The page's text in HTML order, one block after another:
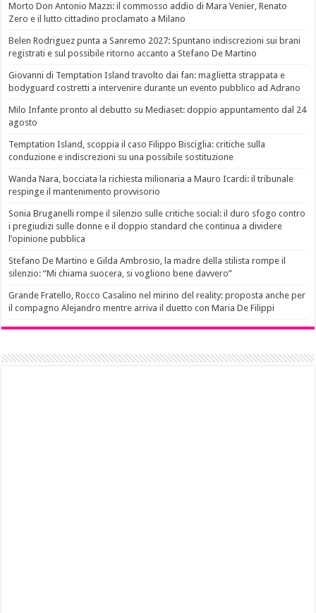
Morto Don Antonio Mazzi: il commosso addio di Mara Venier, Renato
Zero e il lutto cittadino proclamato a Milano
Belen Rodriguez punta a Sanremo 2027: Spuntano indiscrezioni sui brani
registrati e sul possibile ritorno accanto a Stefano De Martino
Giovanni di Temptation Island travolto dai fan: maglietta strappata e
bodyguard costretti a intervenire durante un evento pubblico ad Adrano
Milo Infante pronto al debutto su Mediaset: doppio appuntamento dal 24
agosto
Temptation Island, scoppia il caso Filippo Bisciglia: critiche sulla
conduzione e indiscrezioni su una possibile sostituzione
Wanda Nara, bocciata la richiesta milionaria a Mauro Icardi: il tribunale
respinge il mantenimento provvisorio
Sonia Bruganelli rompe il silenzio sulle critiche social: il duro sfogo contro
i pregiudizi sulle donne e il doppio standard che continua a dividere
l’opinione pubblica
Stefano De Martino e Gilda Ambrosio, la madre della stilista rompe il
silenzio: “Mi chiama suocera, si vogliono bene davvero”
Grande Fratello, Rocco Casalino nel mirino del reality: proposta anche per
il compagno Alejandro mentre arriva il duetto con Maria De Filippi